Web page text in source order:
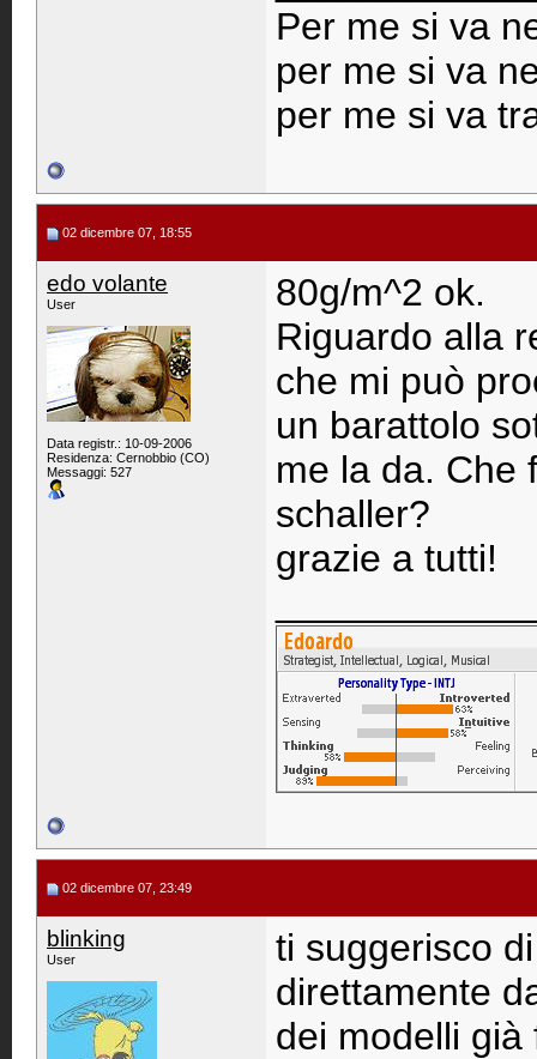
Per me si va
per me si va
per me si va
02 dicembre 07, 18:55
edo volante
User
Data registr.: 10-09-2006
Residenza: Cernobbio (CO)
Messaggi: 527
80g/m^2 ok.
Riguardo alla
che mi può
un barattolo
me la da. Che
schaller?
grazie a tutti!
02 dicembre 07, 23:49
blinking
User
ti suggerisco
direttamente
dei modelli